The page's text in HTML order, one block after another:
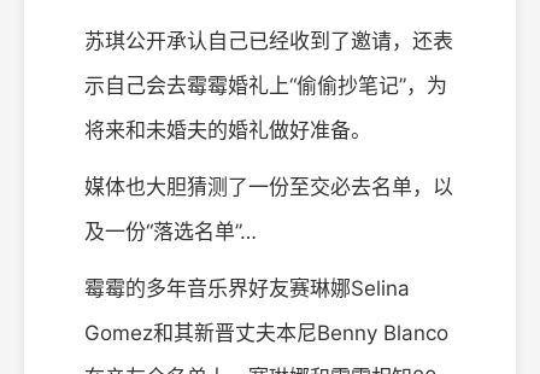
苏琪公开承认自己已经收到了邀请，还表
示自己会去霉霉婚礼上“偷偷抄笔记”，为
将来和未婚夫的婚礼做好准备。
媒体也大胆猜测了一份至交必去名单，以
及一份“落选名单”…
霉霉的多年音乐界好友赛琳娜Selina
Gomez和其新晋丈夫本尼Benny Blanco